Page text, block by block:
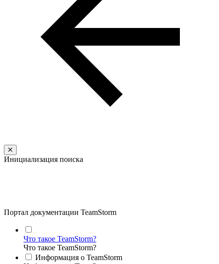
Инициализация поиска
Портал документации TeamStorm
Что такое TeamStorm?
Что такое TeamStorm?
Информация о TeamStorm